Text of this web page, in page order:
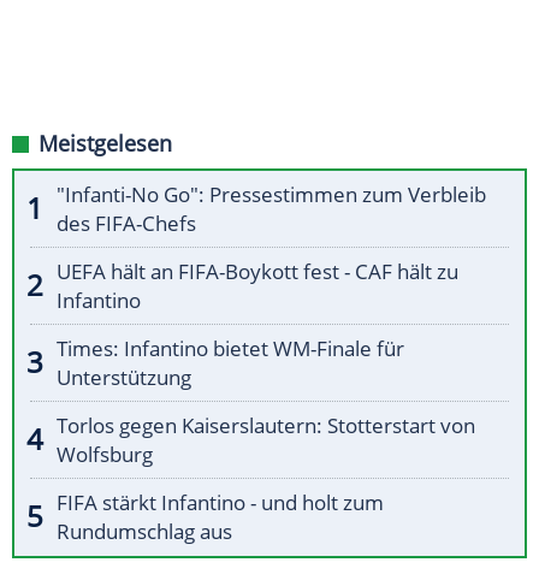
Meistgelesen
"Infanti-No Go": Pressestimmen zum Verbleib
des FIFA-Chefs
UEFA hält an FIFA-Boykott fest - CAF hält zu
Infantino
Times: Infantino bietet WM-Finale für
Unterstützung
Torlos gegen Kaiserslautern: Stotterstart von
Wolfsburg
FIFA stärkt Infantino - und holt zum
Rundumschlag aus